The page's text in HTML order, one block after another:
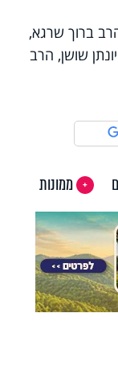
ברוך שרגא,
שושן, הרב
ממונות